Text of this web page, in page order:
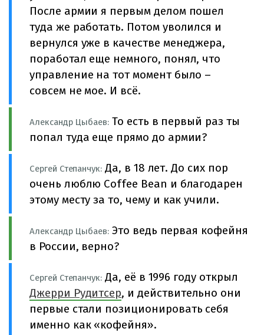
После армии я первым делом пошел
туда же работать. Потом уволился и
вернулся уже в качестве менеджера,
поработал еще немного, понял, что
управление на тот момент было –
совсем не мое. И всё.
Александр Цыбаев: То есть в первый раз ты
попал туда еще прямо до армии?
Сергей Степанчук: Да, в 18 лет. До сих пор
очень люблю Coffee Bean и благодарен
этому месту за то, чему и как учили.
Александр Цыбаев: Это ведь первая кофейня
в России, верно?
Сергей Степанчук: Да, её в 1996 году открыл
Джерри Рудитсер, и действительно они
первые стали позиционировать себя
именно как «кофейня».